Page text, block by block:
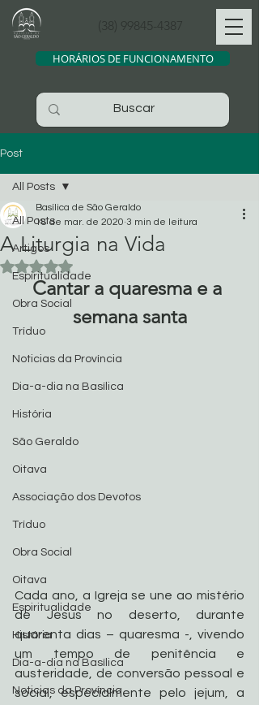
(38) 99845-4387
HORÁRIOS DE FUNCIONAMENTO
Post
All Posts
Artigos
Espiritualidade
Obra Social
Tríduo
Noticias da Província
Dia-a-dia na Basílica
História
São Geraldo
Oitava
Associação dos Devotos
Tríduo
Obra Social
Oitava
Espiritualidade
História
Dia-a-dia na Basílica
Noticias da Província
All Posts
A Liturgia na Vida
Basílica de São Geraldo
18 de mar. de 2020 3 min de leitura
Avaliado com NaN de 5 estrelas.
Cantar a quaresma e a
semana santa
Cada ano, a Igreja se une ao mistério
de Jesus no deserto, durante
quarenta dias – quaresma -, vivendo
um tempo de penitência e
austeridade, de conversão pessoal e
social, especialmente pelo jejum, a